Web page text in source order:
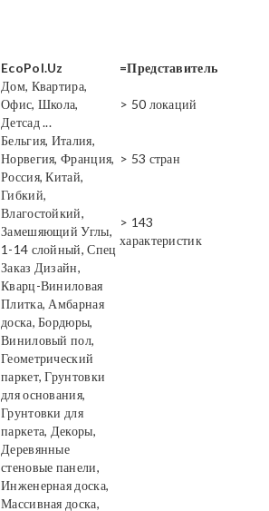
EcoPol.Uz =Представитель
Дом, Квартира,
Офис, Школа,
Детсад ...
> 50 локаций
Бельгия, Италия,
Норвегия, Франция,
Россия, Китай,
> 53 стран
Гибкий,
Влагостойкий,
Замешяющий Углы,
1-14 слойный, Спец
Заказ Дизайн,
> 143
характеристик
Кварц-Виниловая
Плитка, Амбарная
доска, Бордюры,
Виниловый пол,
Геометрический
паркет, Грунтовки
для основания,
Грунтовки для
паркета, Декоры,
Деревянные
стеновые панели,
Инженерная доска,
Массивная доска,